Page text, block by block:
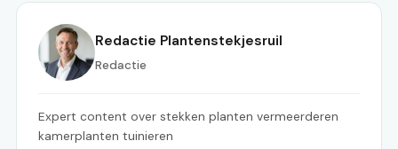
Redactie Plantenstekjesruil
Redactie
Expert content over stekken planten vermeerderen
kamerplanten tuinieren